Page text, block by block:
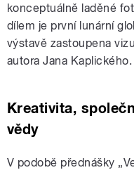
konceptuálně laděné
dílem je první lunární
výstavě zastoupena
autora Jana Kaplického.
Kreativita,
vědy
V podobě přednášky